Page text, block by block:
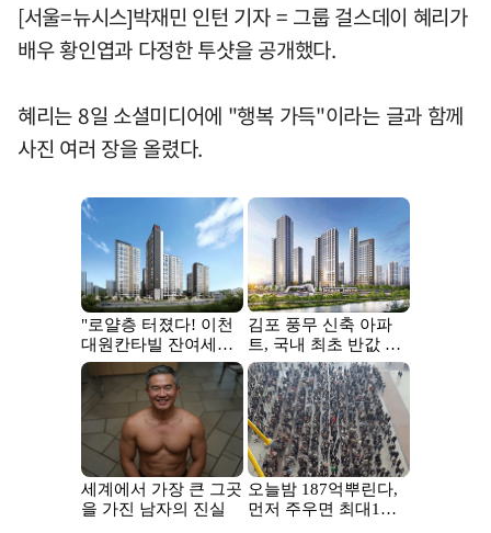
[서울=뉴시스]박재민 인턴 기자 = 그룹 걸스데이 혜리가
배우 황인엽과 다정한 투샷을 공개했다.
혜리는 8일 소셜미디어에 "행복 가득"이라는 글과 함께
사진 여러 장을 올렸다.